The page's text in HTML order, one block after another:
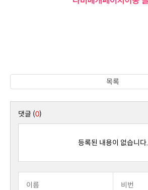
목록
댓글 (0)
등록된 내용이 없습니다.